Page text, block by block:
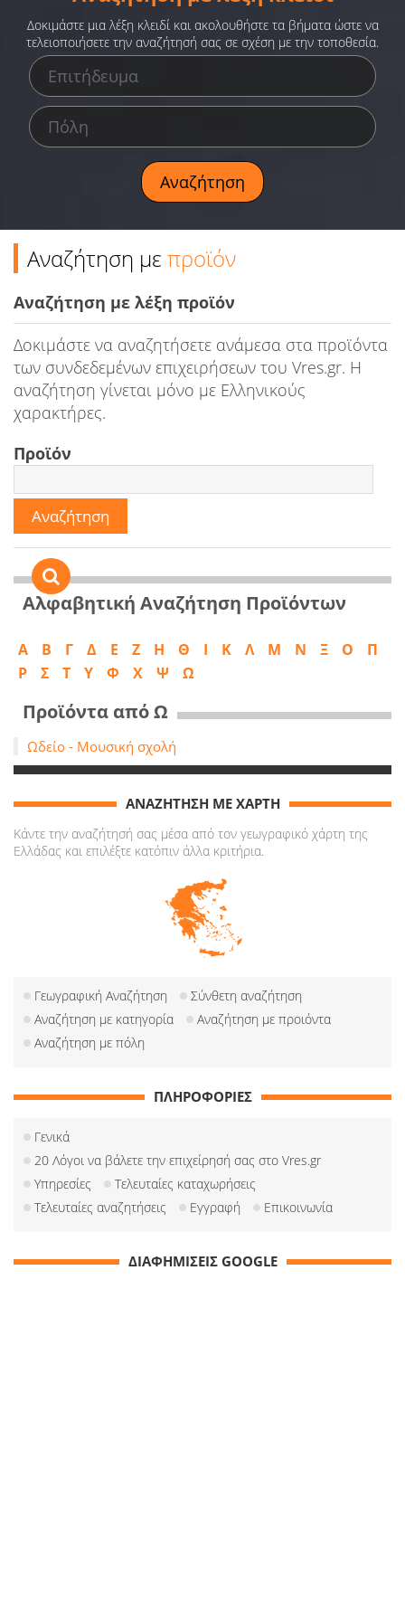
Ειδήσεις
Παιχνίδια
Ραδιόφωνο
Ταινίες
Δοκιμάστε μια λέξη κλειδί και ακολουθήστε τα βήματα ώστε να
τελειοποιήσετε την αναζήτησή σας σε σχέση με την τοποθεσία.
Αναζήτηση με προϊόν
Αναζήτηση με λέξη προϊόν
Δοκιμάστε να αναζητήσετε ανάμεσα στα προϊόντα
των συνδεδεμένων επιχειρήσεων του Vres.gr. Η
αναζήτηση γίνεται μόνο με Ελληνικούς
χαρακτήρες.
Προϊόν
Αλφαβητική Αναζήτηση Προϊόντων
Α B Γ Δ Ε Ζ Η Θ Ι Κ Λ Μ Ν Ξ Ο
Π
Ρ
Σ Τ Υ Φ Χ Ψ Ω
Προϊόντα από Ω
Ωδείο - Μουσική σχολή
ΑΝΑΖΗΤΗΣΗ ΜΕ ΧΑΡΤΗ
Κάντε την αναζήτησή σας μέσα από τον γεωγραφικό χάρτη της
Ελλάδας και επιλέξτε κατόπιν άλλα κριτήρια.
Γεωγραφική Αναζήτηση
Σύνθετη αναζήτηση
Αναζήτηση με κατηγορία
Αναζήτηση με προιόντα
Αναζήτηση με πόλη
ΠΛΗΡΟΦΟΡΙΕΣ
Γενικά
20 Λόγοι να βάλετε την επιχείρησή σας στο Vres.gr
Υπηρεσίες
Τελευταίες καταχωρήσεις
Τελευταίες αναζητήσεις
Εγγραφή Επικοινωνία
ΔΙΑΦΗΜΙΣΕΙΣ GOOGLE